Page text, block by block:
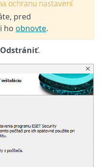
ochranu nastavení
pred
ho obnovte.
.